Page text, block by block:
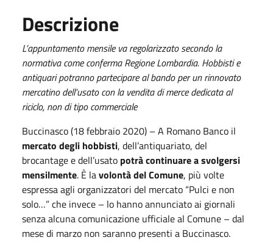
Descrizione
L’appuntamento mensile va regolarizzato secondo la
normativa come conferma Regione Lombardia. Hobbisti e
antiquari potranno partecipare al bando per un rinnovato
mercatino dell’usato con la vendita di merce dedicata al
riciclo, non di tipo commerciale
Buccinasco (18 febbraio 2020) – A Romano Banco il
mercato degli hobbisti, dell’antiquariato, del
brocantage e dell’usato potrà continuare a svolgersi
mensilmente. È lavolontà del Comune, più volte
espressa agli organizzatori del mercato “Pulci e non
solo…” che invece – lo hanno annunciato ai giornali
senza alcuna comunicazione ufficiale al Comune – dal
mese di marzo non saranno presenti a Buccinasco.